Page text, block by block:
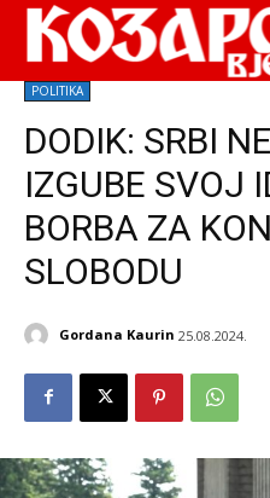
POLITIKA
DODIK: SRBI
IZGUBE SVOJ
BORBA ZA
SLOBODU
Gordana Kaurin 25.08.2024.